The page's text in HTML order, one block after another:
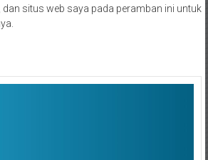
situs web saya pada peramban ini untuk